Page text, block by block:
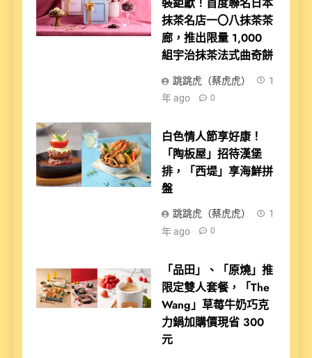
裝鉅獻！首度聯名日本
抹茶名店一〇八抹茶茶
廊，推出限量 1,000
組宇治抹茶法式曲奇餅
跳跳虎（蔡虎虎）
1
年 ago
0
白色情人節享好康！
「陶板屋」招待漢堡
排，「西堤」享海鮮拼
盤
跳跳虎（蔡虎虎）
1
年 ago
0
「品田」、「原燒」推
限定雙人套餐，「The
Wang」草莓牛奶巧克
力鍋加購價現省 300
元